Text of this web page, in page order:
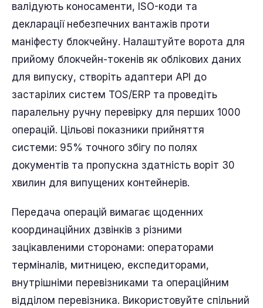
валідують коносаменти, ISO-коди та
декларації небезпечних вантажів проти
маніфесту блокчейну. Налаштуйте ворота для
прийому блокчейн-токенів як облікових даних
для випуску, створіть адаптери API до
застарілих систем TOS/ERP та проведіть
паралельну ручну перевірку для перших 1000
операцій. Цільові показники прийняття
системи: 95% точного збігу по полях
документів та пропускна здатність воріт 30
хвилин для випущених контейнерів.
Передача операцій вимагає щоденних
координаційних дзвінків з різними
зацікавленими сторонами: операторами
терміналів, митницею, експедиторами,
внутрішніми перевізниками та операційним
відділом перевізника. Використовуйте спільний